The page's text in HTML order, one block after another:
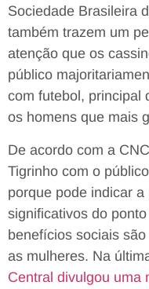
Sociedade Brasileira
também trazem um
atenção que os
público
com futebol, principal
os homens que mais
De acordo com a
Tigrinho com o
porque pode indicar
significativos do
benefícios sociais
as mulheres. Na
Central divulgou uma